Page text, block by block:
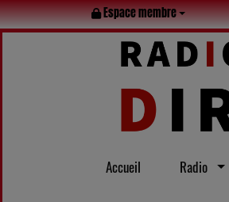
Espace membre
Accueil Radio